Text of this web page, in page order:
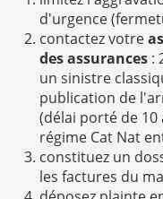
d'urgence
contactez votre
des assurances :
un sinistre
publication de
(délai porté de
régime Cat Nat
constituez un
les factures du